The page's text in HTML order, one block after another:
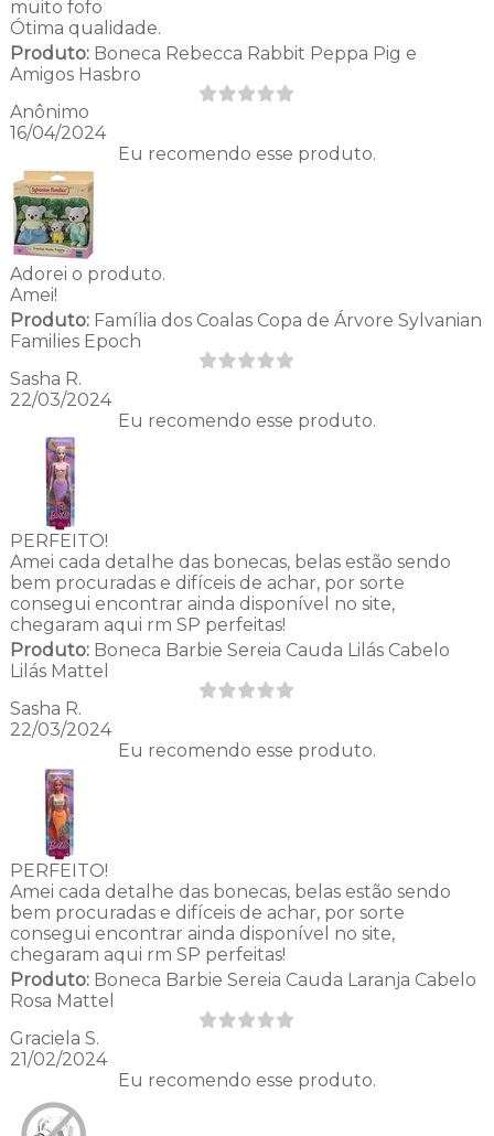
muito fofo
Ótima qualidade.
Produto:Boneca Rebecca Rabbit Peppa Pig e
Amigos Hasbro
Anônimo
16/04/2024
Eu recomendo esse produto.
Adorei o produto.
Amei!
Produto:Família dos Coalas Copa de Árvore Sylvanian
Families Epoch
Sasha R.
22/03/2024
Eu recomendo esse produto.
PERFEITO!
Amei cada detalhe das bonecas, belas estão sendo
bem procuradas e difíceis de achar, por sorte
consegui encontrar ainda disponível no site,
chegaram aqui rm SP perfeitas!
Produto:Boneca Barbie Sereia Cauda Lilás Cabelo
Lilás Mattel
Sasha R.
22/03/2024
Eu recomendo esse produto.
PERFEITO!
Amei cada detalhe das bonecas, belas estão sendo
bem procuradas e difíceis de achar, por sorte
consegui encontrar ainda disponível no site,
chegaram aqui rm SP perfeitas!
Produto:Boneca Barbie Sereia Cauda Laranja Cabelo
Rosa Mattel
Graciela S.
21/02/2024
Eu recomendo esse produto.